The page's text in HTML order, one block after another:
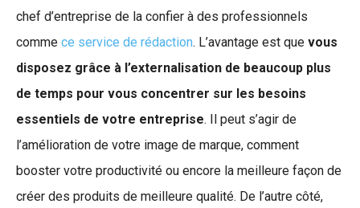
chef d’entreprise de la confier à des professionnels
comme ce service de rédaction. L’avantage est que vous
disposez grâce à l’externalisation de beaucoup plus
de temps pour vous concentrer sur les besoins
essentiels de votre entreprise. Il peut s’agir de
l’amélioration de votre image de marque, comment
booster votre productivité ou encore la meilleure façon de
créer des produits de meilleure qualité. De l’autre côté,